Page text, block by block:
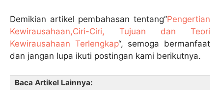
Demikian artikel pembahasan tentang”Pengertian
Kewirausahaan,Ciri-Ciri, Tujuan dan Teori
Kewirausahaan Terlengkap“, semoga bermanfaat
dan jangan lupa ikuti postingan kami berikutnya.
Baca Artikel Lainnya: